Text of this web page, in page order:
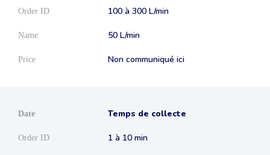
100 à 300 L/min
50 L/min
Non communiqué ici
Temps de collecte
1 à 10 min